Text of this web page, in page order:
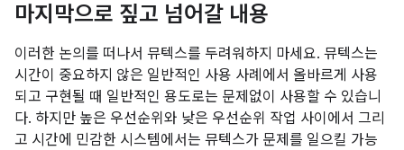
마지막으로 짚고 넘어갈 내용
이러한 논의를 떠나서 뮤텍스를 두려워하지 마세요. 뮤텍스는
시간이 중요하지 않은 일반적인 사용 사례에서 올바르게 사용
되고 구현될 때 일반적인 용도로는 문제없이 사용할 수 있습니
다. 하지만 높은 우선순위와 낮은 우선순위 작업 사이에서 그리
고 시간에 민감한 시스템에서는 뮤텍스가 문제를 일으킬 가능